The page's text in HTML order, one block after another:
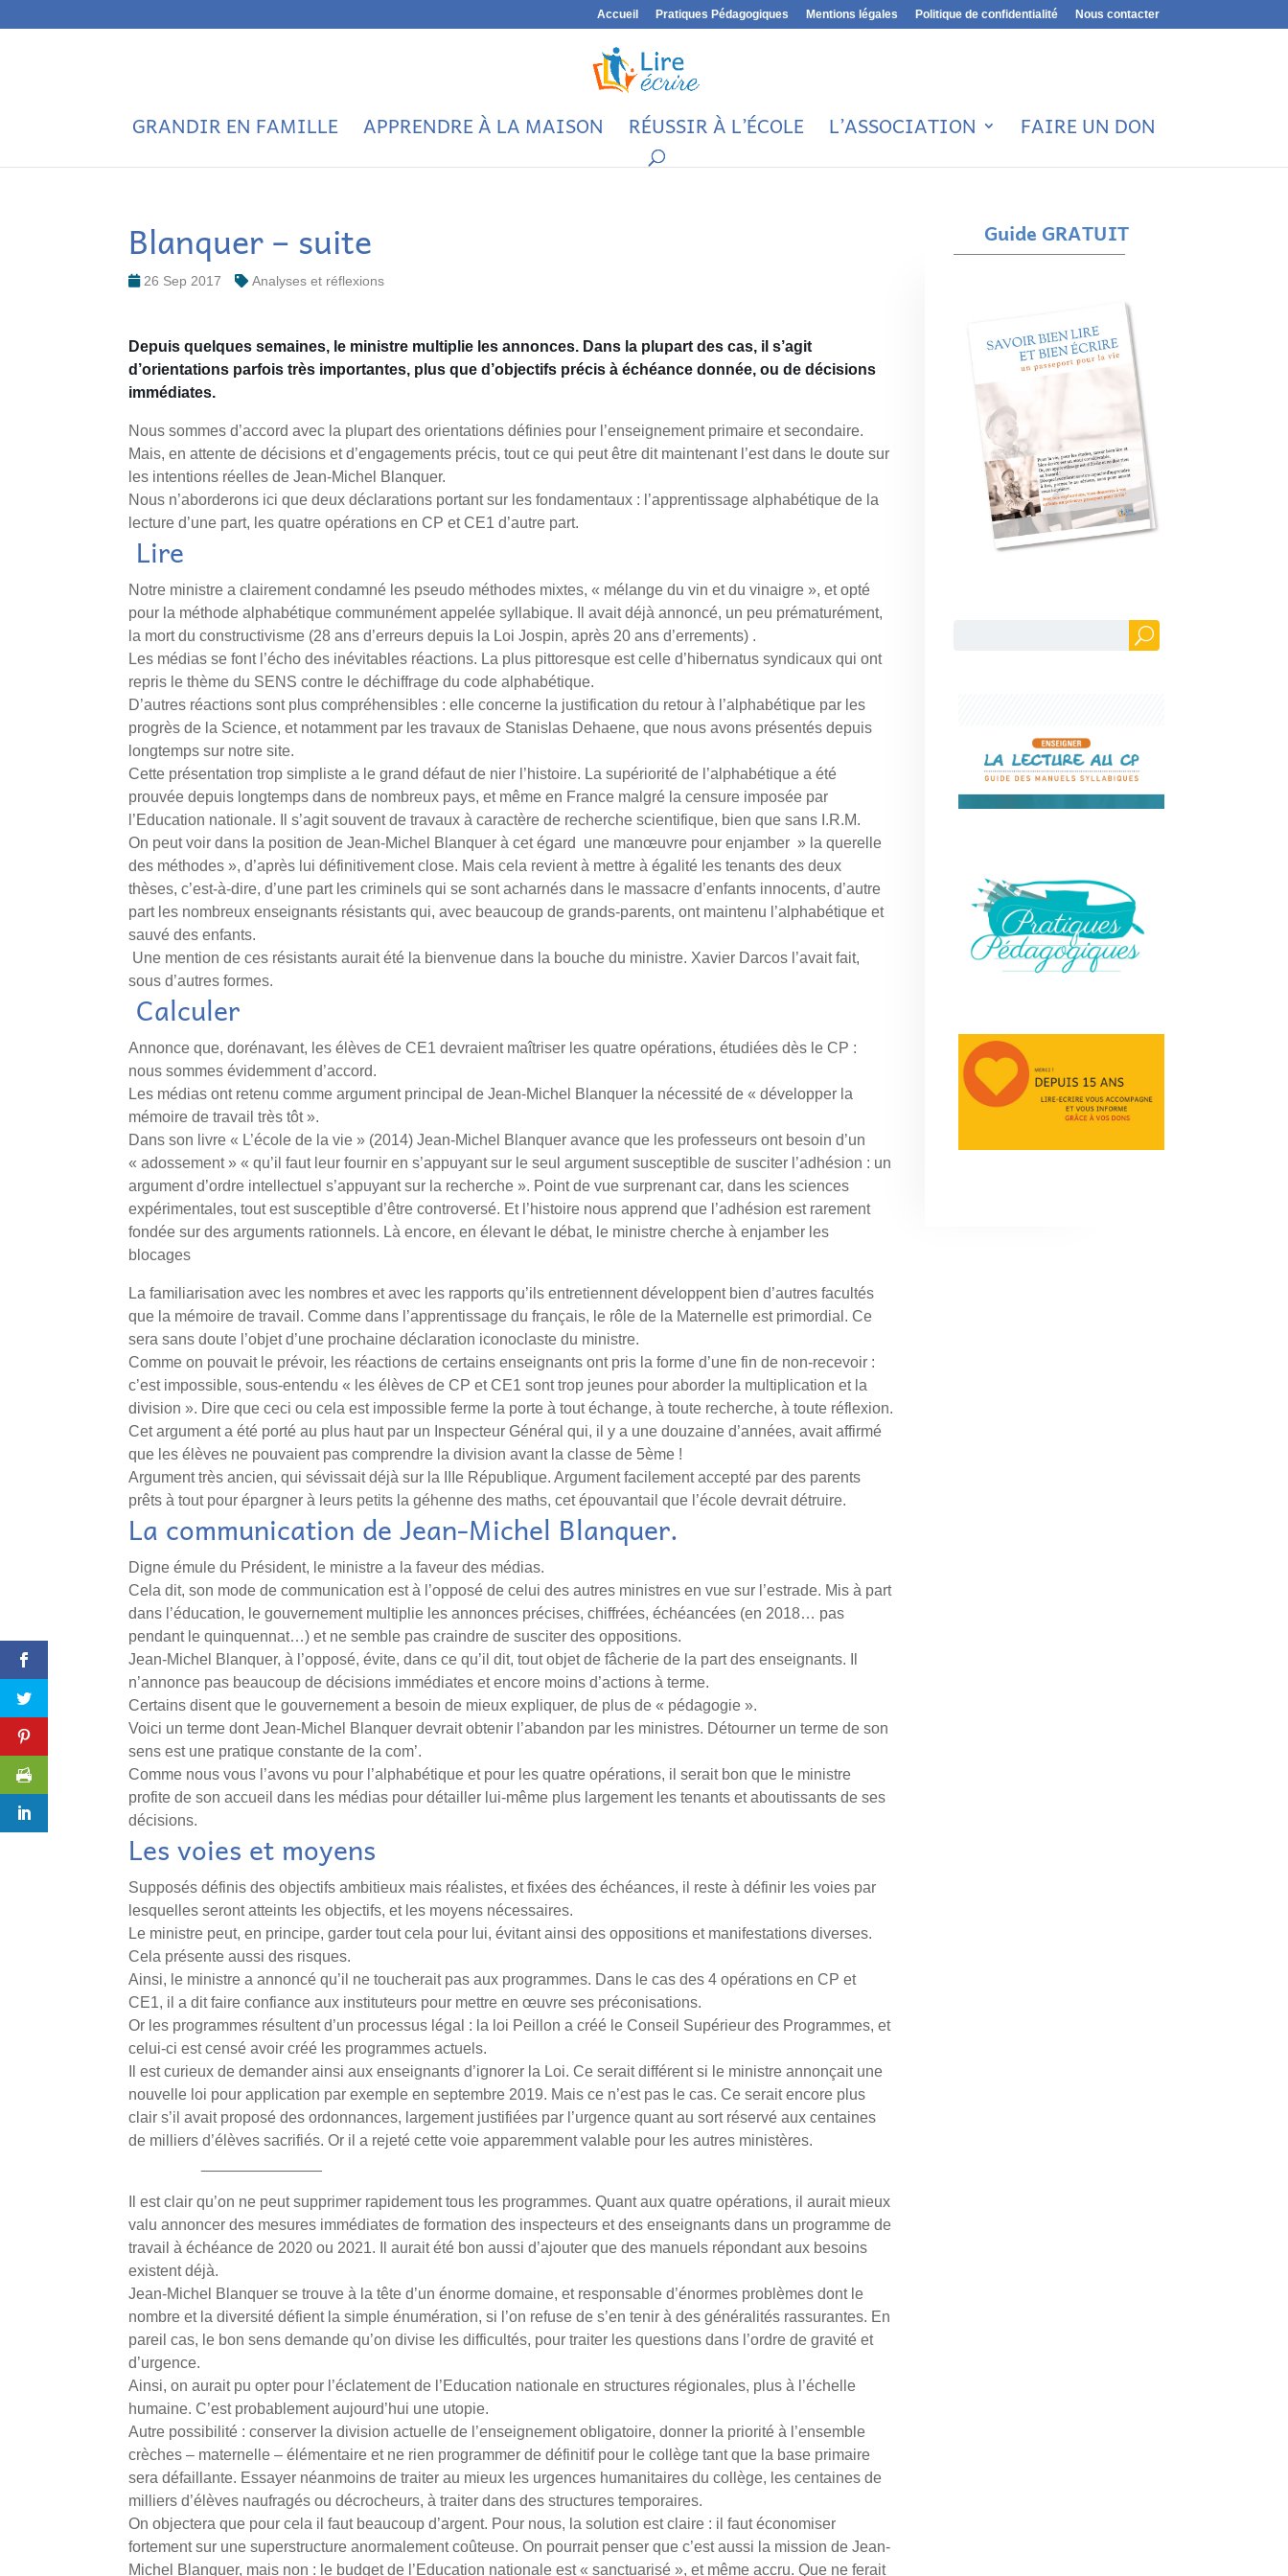
Accueil Pratiques Pédagogiques Mentions légales Politique de confidentialité Nous contacter
GRANDIR EN FAMILLE APPRENDRE À LA MAISON RÉUSSIR À L’ÉCOLE L’ASSOCIATION FAIRE UN DON
Blanquer – suite
26 Sep 2017 Analyses et réflexions
Depuis quelques semaines, le ministre multiplie les annonces. Dans la plupart des cas, il s’agit
d’orientations parfois très importantes, plus que d’objectifs précis à échéance donnée, ou de décisions
immédiates.
Nous sommes d’accord avec la plupart des orientations définies pour l’enseignement primaire et secondaire.
Mais, en attente de décisions et d’engagements précis, tout ce qui peut être dit maintenant l’est dans le doute sur
les intentions réelles de Jean-Michel Blanquer.
Nous n’aborderons ici que deux déclarations portant sur les fondamentaux : l’apprentissage alphabétique de la
lecture d’une part, les quatre opérations en CP et CE1 d’autre part.
Lire
Notre ministre a clairement condamné les pseudo méthodes mixtes, « mélange du vin et du vinaigre », et opté
pour la méthode alphabétique communément appelée syllabique. Il avait déjà annoncé, un peu prématurément,
la mort du constructivisme (28 ans d’erreurs depuis la Loi Jospin, après 20 ans d’errements) .
Les médias se font l’écho des inévitables réactions. La plus pittoresque est celle d’hibernatus syndicaux qui ont
repris le thème du SENS contre le déchiffrage du code alphabétique.
D’autres réactions sont plus compréhensibles : elle concerne la justification du retour à l’alphabétique par les
progrès de la Science, et notamment par les travaux de Stanislas Dehaene, que nous avons présentés depuis
longtemps sur notre site.
Cette présentation trop simpliste a le grand défaut de nier l’histoire. La supériorité de l’alphabétique a été
prouvée depuis longtemps dans de nombreux pays, et même en France malgré la censure imposée par
l’Education nationale. Il s’agit souvent de travaux à caractère de recherche scientifique, bien que sans I.R.M.
On peut voir dans la position de Jean-Michel Blanquer à cet égard une manœuvre pour enjamber » la querelle
des méthodes », d’après lui définitivement close. Mais cela revient à mettre à égalité les tenants des deux
thèses, c’est-à-dire, d’une part les criminels qui se sont acharnés dans le massacre d’enfants innocents, d’autre
part les nombreux enseignants résistants qui, avec beaucoup de grands-parents, ont maintenu l’alphabétique et
sauvé des enfants.
Une mention de ces résistants aurait été la bienvenue dans la bouche du ministre. Xavier Darcos l’avait fait,
sous d’autres formes.
Calculer
Annonce que, dorénavant, les élèves de CE1 devraient maîtriser les quatre opérations, étudiées dès le CP :
nous sommes évidemment d’accord.
Les médias ont retenu comme argument principal de Jean-Michel Blanquer la nécessité de « développer la
mémoire de travail très tôt ».
Dans son livre « L’école de la vie » (2014) Jean-Michel Blanquer avance que les professeurs ont besoin d’un
« adossement » « qu’il faut leur fournir en s’appuyant sur le seul argument susceptible de susciter l’adhésion : un
argument d’ordre intellectuel s’appuyant sur la recherche ». Point de vue surprenant car, dans les sciences
expérimentales, tout est susceptible d’être controversé. Et l’histoire nous apprend que l’adhésion est rarement
fondée sur des arguments rationnels. Là encore, en élevant le débat, le ministre cherche à enjamber les
blocages
La familiarisation avec les nombres et avec les rapports qu’ils entretiennent développent bien d’autres facultés
que la mémoire de travail. Comme dans l’apprentissage du français, le rôle de la Maternelle est primordial. Ce
sera sans doute l’objet d’une prochaine déclaration iconoclaste du ministre.
Comme on pouvait le prévoir, les réactions de certains enseignants ont pris la forme d’une fin de non-recevoir :
c’est impossible, sous-entendu « les élèves de CP et CE1 sont trop jeunes pour aborder la multiplication et la
division ». Dire que ceci ou cela est impossible ferme la porte à tout échange, à toute recherche, à toute réflexion.
Cet argument a été porté au plus haut par un Inspecteur Général qui, il y a une douzaine d’années, avait affirmé
que les élèves ne pouvaient pas comprendre la division avant la classe de 5ème !
Argument très ancien, qui sévissait déjà sur la IIIe République. Argument facilement accepté par des parents
prêts à tout pour épargner à leurs petits la géhenne des maths, cet épouvantail que l’école devrait détruire.
La communication de Jean-Michel Blanquer.
Digne émule du Président, le ministre a la faveur des médias.
Cela dit, son mode de communication est à l’opposé de celui des autres ministres en vue sur l’estrade. Mis à part
dans l’éducation, le gouvernement multiplie les annonces précises, chiffrées, échéancées (en 2018… pas
pendant le quinquennat…) et ne semble pas craindre de susciter des oppositions.
Jean-Michel Blanquer, à l’opposé, évite, dans ce qu’il dit, tout objet de fâcherie de la part des enseignants. Il
n’annonce pas beaucoup de décisions immédiates et encore moins d’actions à terme.
Certains disent que le gouvernement a besoin de mieux expliquer, de plus de « pédagogie ».
Voici un terme dont Jean-Michel Blanquer devrait obtenir l’abandon par les ministres. Détourner un terme de son
sens est une pratique constante de la com’.
Comme nous vous l’avons vu pour l’alphabétique et pour les quatre opérations, il serait bon que le ministre
profite de son accueil dans les médias pour détailler lui-même plus largement les tenants et aboutissants de ses
décisions.
Les voies et moyens
Supposés définis des objectifs ambitieux mais réalistes, et fixées des échéances, il reste à définir les voies par
lesquelles seront atteints les objectifs, et les moyens nécessaires.
Le ministre peut, en principe, garder tout cela pour lui, évitant ainsi des oppositions et manifestations diverses.
Cela présente aussi des risques.
Ainsi, le ministre a annoncé qu’il ne toucherait pas aux programmes. Dans le cas des 4 opérations en CP et
CE1, il a dit faire confiance aux instituteurs pour mettre en œuvre ses préconisations.
Or les programmes résultent d’un processus légal : la loi Peillon a créé le Conseil Supérieur des Programmes, et
celui-ci est censé avoir créé les programmes actuels.
Il est curieux de demander ainsi aux enseignants d’ignorer la Loi. Ce serait différent si le ministre annonçait une
nouvelle loi pour application par exemple en septembre 2019. Mais ce n’est pas le cas. Ce serait encore plus
clair s’il avait proposé des ordonnances, largement justifiées par l’urgence quant au sort réservé aux centaines
de milliers d’élèves sacrifiés. Or il a rejeté cette voie apparemment valable pour les autres ministères.
Il est clair qu’on ne peut supprimer rapidement tous les programmes. Quant aux quatre opérations, il aurait mieux
valu annoncer des mesures immédiates de formation des inspecteurs et des enseignants dans un programme de
travail à échéance de 2020 ou 2021. Il aurait été bon aussi d’ajouter que des manuels répondant aux besoins
existent déjà.
Jean-Michel Blanquer se trouve à la tête d’un énorme domaine, et responsable d’énormes problèmes dont le
nombre et la diversité défient la simple énumération, si l’on refuse de s’en tenir à des généralités rassurantes. En
pareil cas, le bon sens demande qu’on divise les difficultés, pour traiter les questions dans l’ordre de gravité et
d’urgence.
Ainsi, on aurait pu opter pour l’éclatement de l’Education nationale en structures régionales, plus à l’échelle
humaine. C’est probablement aujourd’hui une utopie.
Autre possibilité : conserver la division actuelle de l’enseignement obligatoire, donner la priorité à l’ensemble
crèches – maternelle – élémentaire et ne rien programmer de définitif pour le collège tant que la base primaire
sera défaillante. Essayer néanmoins de traiter au mieux les urgences humanitaires du collège, les centaines de
milliers d’élèves naufragés ou décrocheurs, à traiter dans des structures temporaires.
On objectera que pour cela il faut beaucoup d’argent. Pour nous, la solution est claire : il faut économiser
fortement sur une superstructure anormalement coûteuse. On pourrait penser que c’est aussi la mission de Jean-
Michel Blanquer, mais non : le budget de l’Education nationale est « sanctuarisé », et même accru. Que ne ferait
Guide GRATUIT